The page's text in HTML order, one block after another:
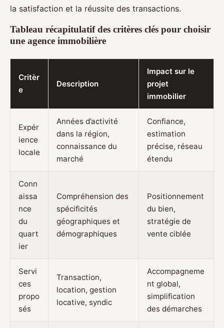
la satisfaction et la réussite des transactions.
Tableau récapitulatif des critères clés pour choisir
une agence immobilière
Critèr
e
Description
Impact sur le
projet
immobilier
Expér
ience
locale
Années d’activité
dans la région,
connaissance du
marché
Confiance,
estimation
précise, réseau
étendu
Conn
aissa
nce
du
quart
ier
Compréhension des
spécificités
géographiques et
démographiques
Positionnement
du bien,
stratégie de
vente ciblée
Servi
ces
propo
sés
Transaction,
location, gestion
locative, syndic
Accompagneme
nt global,
simplification
des démarches